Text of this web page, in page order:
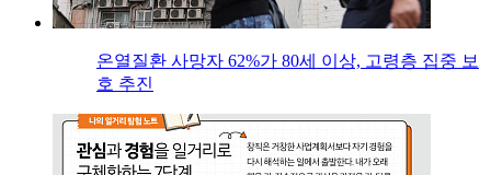
온열질환 사망자 62%가 80세 이상, 고령층 집중 보
호 추진